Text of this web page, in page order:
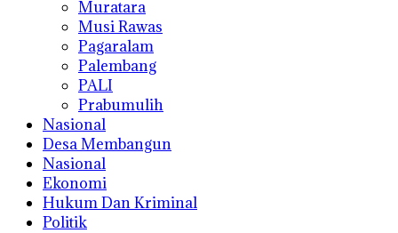
Muratara
Musi Rawas
Pagaralam
Palembang
PALI
Prabumulih
Nasional
Desa Membangun
Nasional
Ekonomi
Hukum Dan Kriminal
Politik